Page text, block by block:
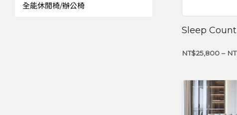
全能休閒椅/辦公椅
Sleep
NT$25,800 –